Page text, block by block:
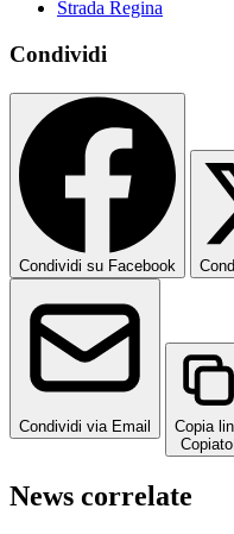
Strada Regina
Condividi
Condividi su Facebook
Condividi via Email
Copia
News correlate